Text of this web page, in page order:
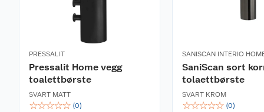
PRESSALIT
Pressalit Home vegg
toalettbørste
SVART MATT
☆☆☆☆☆ (0)
SANISCAN INTERIO
SaniScan sort
tolaettbørste
SVART KROM
☆☆☆☆☆ (0)